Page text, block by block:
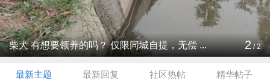
柴犬 有想要领养的吗？ 仅限同城自提，无偿 ... 2/2
最新主题 最新回复 社区热帖 精华帖子